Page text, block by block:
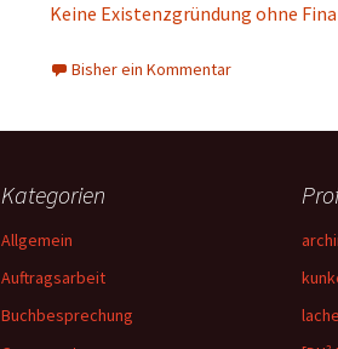
Keine Existenzgründung ohne
Bisher ein Kommentar
Kategorien
Allgemein
Auftragsarbeit
Buchbesprechung